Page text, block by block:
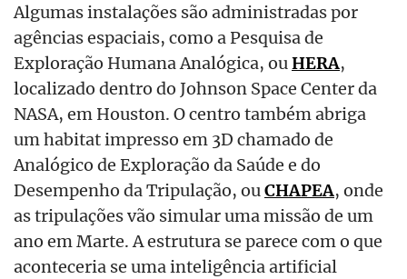
Algumas instalações são administradas por
agências espaciais, como a Pesquisa de
Exploração Humana Analógica, ouHERA,
localizado dentro do Johnson Space Center da
NASA, em Houston. O centro também abriga
um habitat impresso em 3D chamado de
Analógico de Exploração da Saúde e do
Desempenho da Tripulação, ouCHAPEA, onde
as tripulações vão simular uma missão de um
ano em Marte. A estrutura se parece com o que
aconteceria se uma inteligência artificial